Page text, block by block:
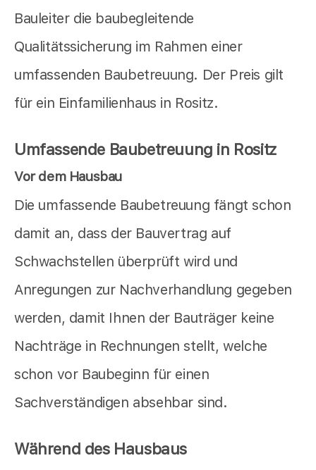
Bauleiter die baubegleitende
Qualitätssicherung im Rahmen einer
umfassenden Baubetreuung. Der Preis gilt
für ein Einfamilienhaus in Rositz.
Umfassende Baubetreuung in Rositz
Vor dem Hausbau
Die umfassende Baubetreuung fängt schon
damit an, dass der Bauvertrag auf
Schwachstellen überprüft wird und
Anregungen zur Nachverhandlung gegeben
werden, damit Ihnen der Bauträger keine
Nachträge in Rechnungen stellt, welche
schon vor Baubeginn für einen
Sachverständigen absehbar sind.
Während des Hausbaus